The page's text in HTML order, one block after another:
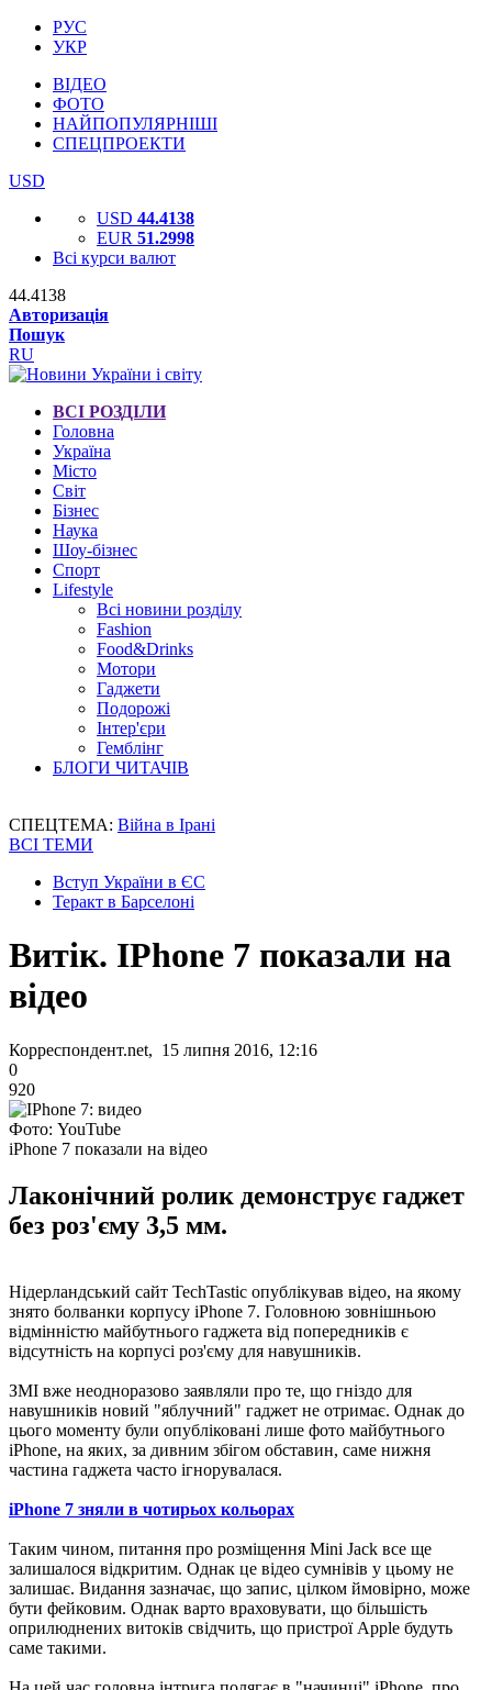
РУС
УКР
ВІДЕО
ФОТО
НАЙПОПУЛЯРНІШІ
СПЕЦПРОЕКТИ
USD
USD 44.4138
EUR 51.2998
Всі курси валют
44.4138
Авторизація
Пошук
RU
ВСІ РОЗДІЛИ
Головна
Україна
Місто
Світ
Бізнес
Наука
Шоу-бізнес
Спорт
Lifestyle
Всі новини розділу
Fashion
Food&Drinks
Мотори
Гаджети
Подорожі
Інтер'єри
Гемблінг
БЛОГИ ЧИТАЧІВ
СПЕЦТЕМА: Війна в Ірані
ВСІ ТЕМИ
Вступ України в ЄС
Теракт в Барселоні
Витік. IPhone 7 показали на
відео
Корреспондент.net, 15 липня 2016, 12:16
0
920
Фото: YouTube
iPhone 7 показали на відео
Лаконічний ролик демонструє гаджет
без роз'єму 3,5 мм.
Нідерландський сайт TechTastic опублікував відео, на якому
знято болванки корпусу iPhone 7. Головною зовнішньою
відмінністю майбутнього гаджета від попередників є
відсутність на корпусі роз'єму для навушників.
ЗМІ вже неодноразово заявляли про те, що гніздо для
навушників новий "яблучний" гаджет не отримає. Однак до
цього моменту були опубліковані лише фото майбутнього
iPhone, на яких, за дивним збігом обставин, саме нижня
частина гаджета часто ігнорувалася.
iPhone 7 зняли в чотирьох кольорах
Таким чином, питання про розміщення Mini Jack все ще
залишалося відкритим. Однак це відео сумнівів у цьому не
залишає. Видання зазначає, що запис, цілком ймовірно, може
бути фейковим. Однак варто враховувати, що більшість
оприлюднених витоків свідчить, що пристрої Apple будуть
саме такими.